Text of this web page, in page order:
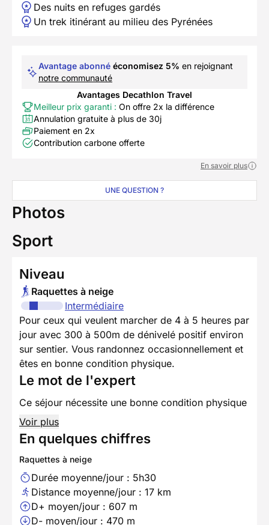
Des nuits en refuges gardés
Un trek itinérant au milieu des Pyrénées
Avantage abonné économisez 5% en rejoignant
notre communauté
Avantages Decathlon Travel
Meilleur prix garanti : On offre 2x la différence
Annulation gratuite à plus de 30j
Paiement en 2x
Contribution carbone offerte
En savoir plus
UNE QUESTION ?
Photos
Sport
Niveau
Raquettes à neige
Intermédiaire
Pour ceux qui veulent marcher de 4 à 5 heures par
jour avec 300 à 500m de dénivelé positif environ
sur sentier. Vous randonnez occasionnellement et
êtes en bonne condition physique.
Le mot de l'expert
Ce séjour nécessite une bonne condition physique
Voir plus
En quelques chiffres
Raquettes à neige
Durée moyenne/jour : 5h30
Distance moyenne/jour : 17 km
D+ moyen/jour : 607 m
D- moyen/jour : 470 m